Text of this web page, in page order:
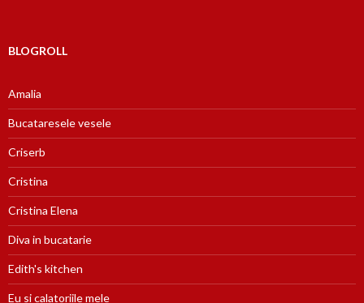
BLOGROLL
Amalia
Bucataresele vesele
Criserb
Cristina
Cristina Elena
Diva in bucatarie
Edith's kitchen
Eu si calatoriile mele